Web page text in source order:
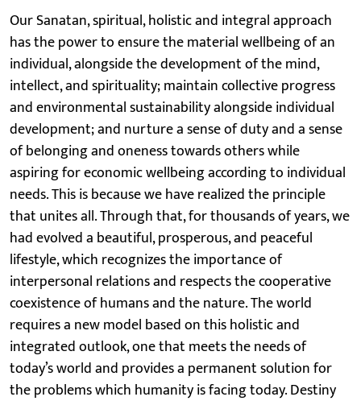
Our Sanatan, spiritual, holistic and integral approach
has the power to ensure the material wellbeing of an
individual, alongside the development of the mind,
intellect, and spirituality; maintain collective progress
and environmental sustainability alongside individual
development; and nurture a sense of duty and a sense
of belonging and oneness towards others while
aspiring for economic wellbeing according to individual
needs. This is because we have realized the principle
that unites all. Through that, for thousands of years, we
had evolved a beautiful, prosperous, and peaceful
lifestyle, which recognizes the importance of
interpersonal relations and respects the cooperative
coexistence of humans and the nature. The world
requires a new model based on this holistic and
integrated outlook, one that meets the needs of
today’s world and provides a permanent solution for
the problems which humanity is facing today. Destiny